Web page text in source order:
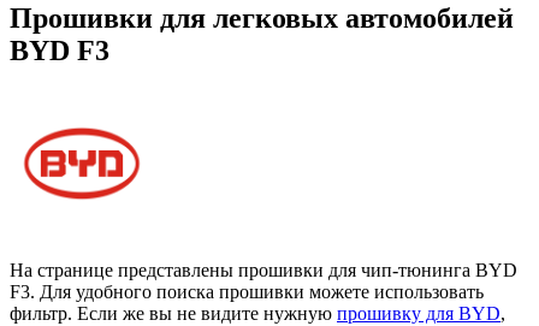
Прошивки для легковых автомобилей
BYD F3
На странице представлены прошивки для чип-тюнинга BYD
F3. Для удобного поиска прошивки можете использовать
фильтр. Если же вы не видите нужную прошивку для BYD,